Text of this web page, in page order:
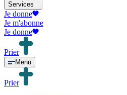
Services
Je donne
Je m'abonne
Je donne
Prier
Menu
Prier